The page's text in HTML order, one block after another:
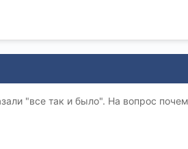
"все так и было". На вопрос